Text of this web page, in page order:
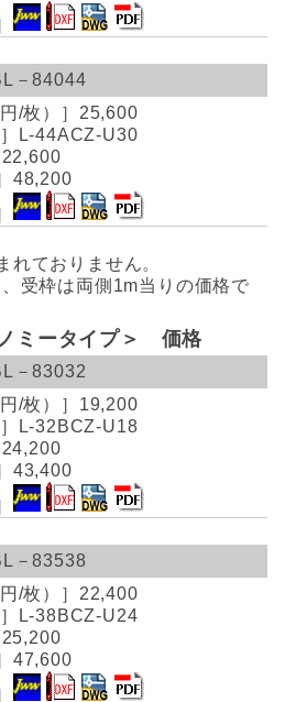
－84044
25,600
L-44ACZ-U30
22,600
48,200
ておりません。
受枠は両側1m当りの価格で
ミータイプ＞ 価格
－83032
19,200
L-32BCZ-U18
24,200
43,400
－83538
22,400
L-38BCZ-U24
25,200
47,600